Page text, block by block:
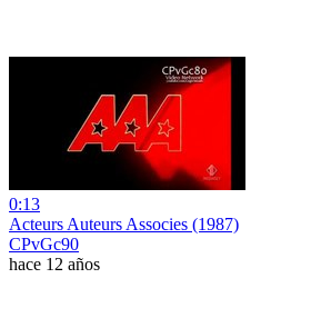
0:13
Acteurs Auteurs Associes (1987)
CPvGc90
hace 12 años